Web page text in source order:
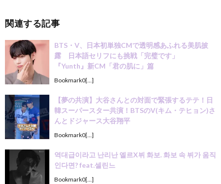
関連する記事
BTS・V、日本初単独CMで透明感あふれる美肌披
露 日本語セリフにも挑戦「完璧です」
『Yunth』新CM「君の肌に」篇
Bookmark0[…]
【夢の共演】大谷さんとの対面で緊張するテテ！日
韓スーパースター共演！BTSのV(キム・テヒョン)さ
んとドジャース大谷翔平
Bookmark0[…]
역대급이라고 난리난 엘르X뷔 화보. 화보 속 뷔가 움직
인다면? feat.셀린느
Bookmark0[…]